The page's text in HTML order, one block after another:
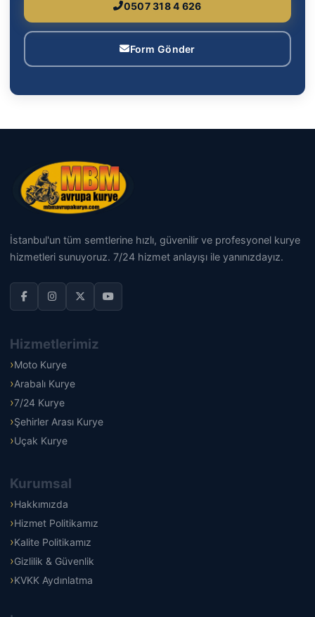
0507 318 4 626
Form Gönder
İstanbul'un tüm semtlerine hızlı, güvenilir ve profesyonel kurye
hizmetleri sunuyoruz. 7/24 hizmet anlayışı ile yanınızdayız.
Hizmetlerimiz
Moto Kurye
Arabalı Kurye
7/24 Kurye
Şehirler Arası Kurye
Uçak Kurye
Kurumsal
Hakkımızda
Hizmet Politikamız
Kalite Politikamız
Gizlilik & Güvenlik
KVKK Aydınlatma